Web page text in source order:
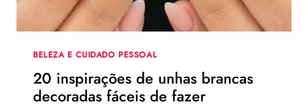
A
BELEZA E CUIDADO PESSOAL
20 inspirações de unhas brancas
decoradas fáceis de fazer